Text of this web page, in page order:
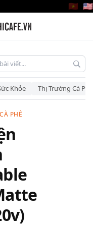
🇻🇳 🇺🇸
Khỏe Thị Trường Cà Phê
CÀ PHÊ